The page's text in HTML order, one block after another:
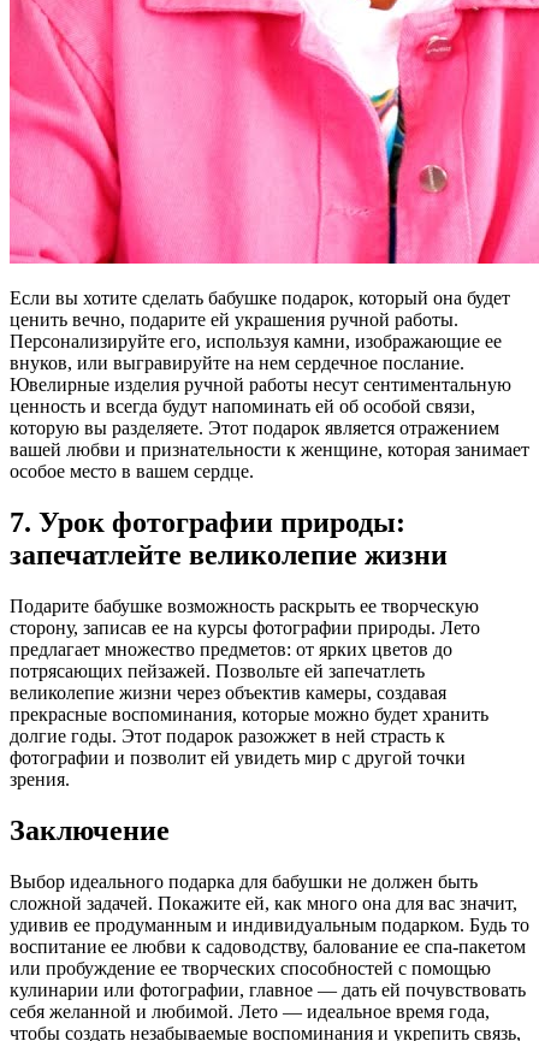
Если вы хотите сделать бабушке подарок, который она будет
ценить вечно, подарите ей украшения ручной работы.
Персонализируйте его, используя камни, изображающие ее
внуков, или выгравируйте на нем сердечное послание.
Ювелирные изделия ручной работы несут сентиментальную
ценность и всегда будут напоминать ей об особой связи,
которую вы разделяете. Этот подарок является отражением
вашей любви и признательности к женщине, которая занимает
особое место в вашем сердце.
7. Урок фотографии природы:
запечатлейте великолепие жизни
Подарите бабушке возможность раскрыть ее творческую
сторону, записав ее на курсы фотографии природы. Лето
предлагает множество предметов: от ярких цветов до
потрясающих пейзажей. Позвольте ей запечатлеть
великолепие жизни через объектив камеры, создавая
прекрасные воспоминания, которые можно будет хранить
долгие годы. Этот подарок разожжет в ней страсть к
фотографии и позволит ей увидеть мир с другой точки
зрения.
Заключение
Выбор идеального подарка для бабушки не должен быть
сложной задачей. Покажите ей, как много она для вас значит,
удивив ее продуманным и индивидуальным подарком. Будь то
воспитание ее любви к садоводству, балование ее спа-пакетом
или пробуждение ее творческих способностей с помощью
кулинарии или фотографии, главное — дать ей почувствовать
себя желанной и любимой. Лето — идеальное время года,
чтобы создать незабываемые воспоминания и укрепить связь,